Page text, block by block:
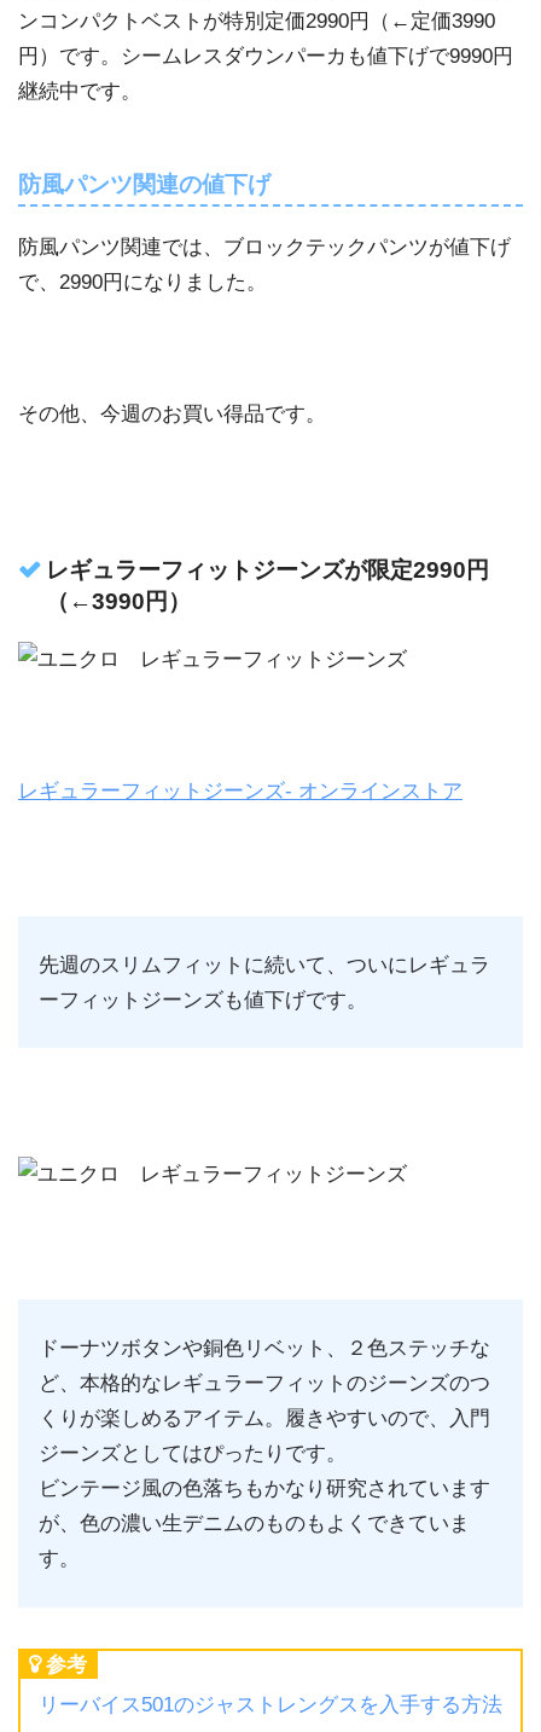
ンコンパクトベストが特別定価2990円（←定価3990
円）です。シームレスダウンパーカも値下げで9990円
継続中です。
防風パンツ関連の値下げ
防風パンツ関連では、ブロックテックパンツが値下げ
で、2990円になりました。
その他、今週のお買い得品です。
レギュラーフィットジーンズが限定2990円
（←3990円）
レギュラーフィットジーンズ- オンラインストア
先週のスリムフィットに続いて、ついにレギュラ
ーフィットジーンズも値下げです。
ドーナツボタンや銅色リベット、２色ステッチな
ど、本格的なレギュラーフィットのジーンズのつ
くりが楽しめるアイテム。履きやすいので、入門
ジーンズとしてはぴったりです。
ビンテージ風の色落ちもかなり研究されています
が、色の濃い生デニムのものもよくできていま
す。
参考
リーバイス501のジャストレングスを入手する方法